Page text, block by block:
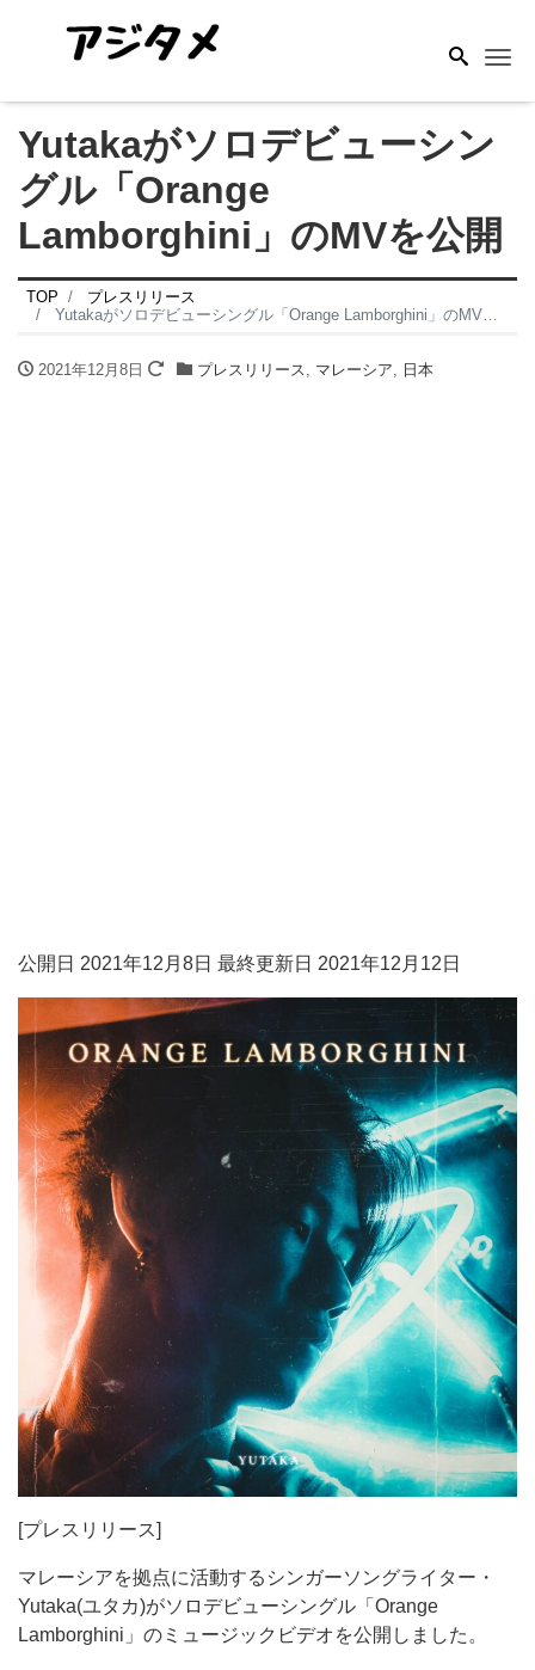
Yutakaがソロデビューシン
グル「Orange
Lamborghini」のMVを公開
TOP
プレスリリース
Yutakaがソロデビューシングル「Orange Lamborghini」のMVを公開
2021年12月8日 プレスリリース マレーシア 日本
公開日 2021年12月8日 最終更新日 2021年12月12日
[プレスリリース]
マレーシアを拠点に活動するシンガーソングライター・
Yutaka(ユタカ)がソロデビューシングル「Orange
Lamborghini」のミュージックビデオを公開しました。